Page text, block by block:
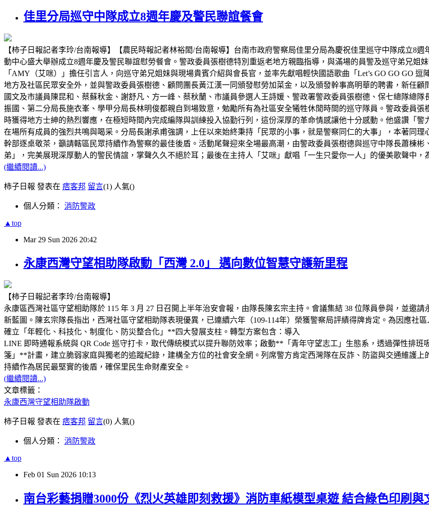
佳里分局巡守中隊成立8週年慶及警民聯誼餐會
【柿子日報記者李玲/台南報導】【農民時報記者林裕閎/台南報導】台南市政府警察局佳里分局為慶祝佳里巡守中隊成立8
動中心盛大舉辦成立8週年慶及警民聯誼慰勞餐會。警政委員張樹德特別重返老地方親臨指導，與滿場的員警及巡守弟兄姐
「AMY（艾咪）」擔任引言人，向巡守弟兄姐妹與現場貴賓介紹與會長官，並率先獻唱輕快國語歌曲「Let’s GO GO GO
地方及社區民眾安全外，並與警政委員張樹德、顧問團長黃江漢一同頒發慰勞加菜金，以及頒發幹事高明華的聘書，新任
國文及市議員陳昆和、蔡蘇秋金、謝舒凡、方一峰、蔡秋蘭、市議員參選人王詩媛、警政署警政委員張樹德、保七總隊總
振國、第二分局長施衣峯、學甲分局長林明俊都親自到場致意，勉勵所有為社區安全犧牲休閒時間的巡守隊員。警政委員
時獲得地方士紳的熱烈響應，在極短時間內完成編隊與訓練投入協勤行列，這份深厚的革命情感讓他十分感動。他盛讚「
在場所有成員的強烈共鳴與喝采。分局長謝承甫強調，上任以來始終秉持「民眾的小事，就是警察同仁的大事」，本著同
幹部逐桌敬茶，籲請轄區民眾持續作為警察的最佳後盾。活動尾聲迎來全場最高潮，由警政委員張樹德與巡守中隊長蕭棟
弟」，完美展現深厚動人的警民情誼，掌聲久久不絕於耳；最後在主持人「艾咪」獻唱「一生只愛你一人」的優美歌聲中，
(繼續閱讀...)
柿子日報 發表在 痞客邦 留言(1) 人氣()
個人分類： 消防警政
▲top
Mar 29 Sun 2026 20:42
永康西灣守望相助隊啟動「西灣 2.0」 邁向數位智慧守護新里程
【柿子日報記者李玲/台南報導】
永康區西灣社區守望相助隊於 115 年 3 月 27 日召開上半年治安會報，由隊長陳玄宗主持。會議集結 38 位隊員參與，並邀
新藍圖。陳玄宗隊長指出，西灣社區守望相助隊表現優異，已連續六年（109-114年）榮獲警察局評績得牌肯定。為因應社
確立「年輕化、科技化、制度化、防災整合化」**四大發展支柱。轉型方案包含：導入
LINE 即時通報系統與 QR Code 巡守打卡，取代傳統模式以提升聯防效率；啟動**「青年守望志工」生態系，透過彈性排
箋」**計畫，建立脆弱家庭與獨老的追蹤紀錄，建構全方位的社會安全網。列席警方肯定西灣隊在反詐、防盜與交通維護上
持續作為居民最堅實的後盾，確保里民生命財產安全。
(繼續閱讀...)
文章標籤：
永康西灣守望相助隊啟動
柿子日報 發表在 痞客邦 留言(0) 人氣()
個人分類： 消防警政
▲top
Feb 01 Sun 2026 10:13
南台彩藝捐贈3000份《烈火英雄即刻救援》消防車紙模型桌遊 結合綠色印刷